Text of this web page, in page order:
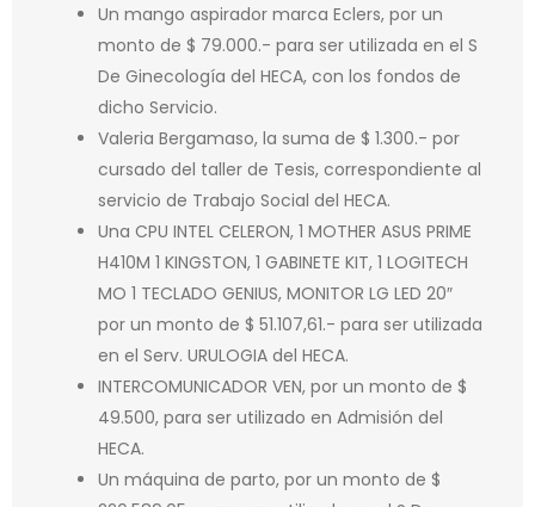
Un mango aspirador marca Eclers, por un
monto de $ 79.000.- para ser utilizada en el S
De Ginecología del HECA, con los fondos de
dicho Servicio.
Valeria Bergamaso, la suma de $ 1.300.- por
cursado del taller de Tesis, correspondiente al
servicio de Trabajo Social del HECA.
Una CPU INTEL CELERON, 1 MOTHER ASUS PRIME
H410M 1 KINGSTON, 1 GABINETE KIT, 1 LOGITECH
MO 1 TECLADO GENIUS, MONITOR LG LED 20″
por un monto de $ 51.107,61.- para ser utilizada
en el Serv. URULOGIA del HECA.
INTERCOMUNICADOR VEN, por un monto de $
49.500, para ser utilizado en Admisión del
HECA.
Un máquina de parto, por un monto de $